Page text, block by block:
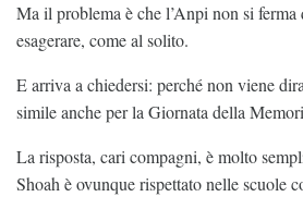
Ma il problema è che l’Anpi non si
esagerare, come al solito.
E arriva a chiedersi: perché non viene
simile anche per la Giornata della
La risposta, cari compagni, è molto
Shoah è ovunque rispettato nelle scuole